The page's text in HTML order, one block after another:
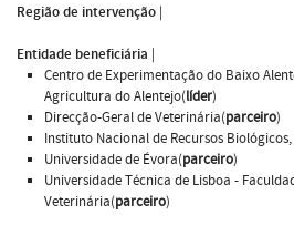
Região de intervenção |
Entidade beneficiária |
Centro de Experimentação do Baixo
Agricultura do Alentejo(líder)
Direcção-Geral de Veterinária(parceiro)
Instituto Nacional de Recursos Biológicos,
Universidade de Évora(parceiro)
Universidade Técnica de Lisboa -
Veterinária(parceiro)